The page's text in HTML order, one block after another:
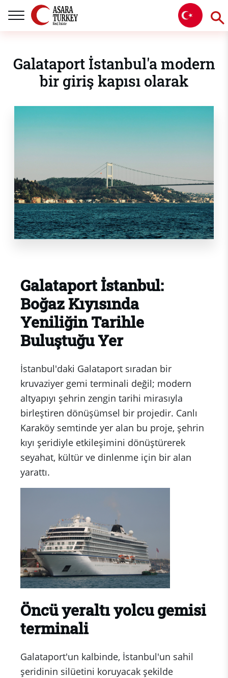
Galataport İstanbul'a modern
bir giriş kapısı olarak
Galataport İstanbul:
Boğaz Kıyısında
Yeniliğin Tarihle
Buluştuğu Yer
İstanbul'daki Galataport sıradan bir
kruvaziyer gemi terminali değil; modern
altyapıyı şehrin zengin tarihi mirasıyla
birleştiren dönüşümsel bir projedir. Canlı
Karaköy semtinde yer alan bu proje, şehrin
kıyı şeridiyle etkileşimini dönüştürerek
seyahat, kültür ve dinlenme için bir alan
yarattı.
Öncü yeraltı yolcu gemisi
terminali
Galataport'un kalbinde, İstanbul'un sahil
şeridinin silüetini koruyacak şekilde